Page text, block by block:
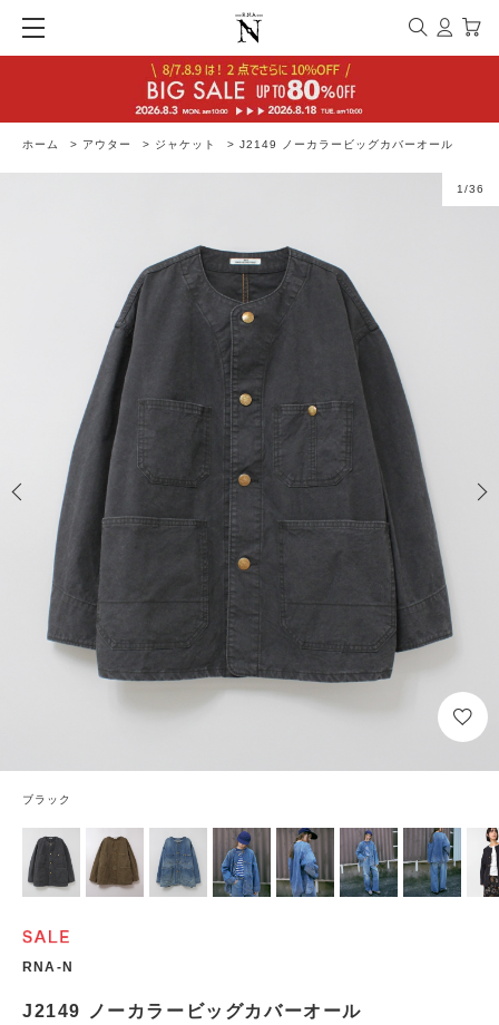
ホーム > アウター > ジャケット > J2149 ノーカラービッグカバーオール
1 /36
ブラック
RNA-N
J2149 ノーカラービッグカバーオール